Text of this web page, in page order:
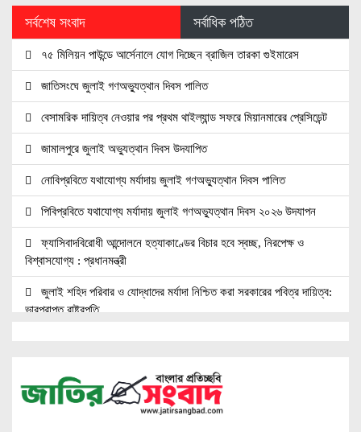
সর্বশেষ সংবাদ সর্বাধিক পঠিত
৭৫ মিলিয়ন পাউন্ডে আর্সেনালে যোগ দিচ্ছেন ব্রাজিল তারকা গুইমারেস
জাতিসংঘে জুলাই গণঅভ্যুত্থান দিবস পালিত
বেসামরিক দায়িত্ব নেওয়ার পর প্রথম থাইল্যান্ড সফরে মিয়ানমারের প্রেসিডেন্ট
জামালপুরে জুলাই অভ্যুত্থান দিবস উদযাপিত
নোবিপ্রবিতে যথাযোগ্য মর্যাদায় জুলাই গণঅভ্যুত্থান দিবস পালিত
পিবিপ্রবিতে যথাযোগ্য মর্যাদায় জুলাই গণঅভ্যুত্থান দিবস ২০২৬ উদযাপন
ফ্যাসিবাদবিরোধী আন্দোলনে হত্যাকাণ্ডের বিচার হবে স্বচ্ছ, নিরপেক্ষ ও
বিশ্বাসযোগ্য : প্রধানমন্ত্রী
জুলাই শহিদ পরিবার ও যোদ্ধাদের মর্যাদা নিশ্চিত করা সরকারের পবিত্র দায়িত্ব:
ভারপ্রাপ্ত রাষ্ট্রপতি
উচ্চশিক্ষার দ্বার খুলতে ‘ওভারসীজ এডুকেয়ার’ ও ‘এডু উইংস হাব’-এর নতুন
যাত্রা